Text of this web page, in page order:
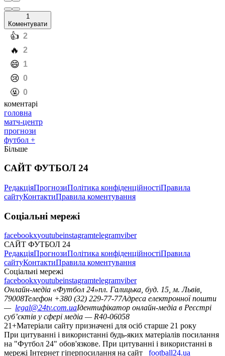
1
Коментувати
️👍 2
️🔥 2
️😄 1
️😢 0
️🤬 0
коментарі
головна
матч-центр
прогнози
футбол +
Більше
САЙТ ФУТБОЛ 24
РедакціяПрогнозиПолітика конфіденційностіПравила
сайтуКонтактиПравила коментування
Соціальні мережі
facebookxyoutubeinstagramtelegramviber
САЙТ ФУТБОЛ 24
РедакціяПрогнозиПолітика конфіденційностіПравила
сайтуКонтактиПравила коментування
Соціальні мережі
facebookxyoutubeinstagramtelegramviber
Онлайн-медіа «Футбол 24»пл. Галицька, буд. 15, м. Львів,
79008Телефон +380 (32) 229-77-77Адреса електронної пошти
— legal@24tv.com.uaІдентифікатор онлайн-медіа в Реєстрі
суб’єктів у сфері медіа — R40-06058
21+Матеріали сайту призначені для осіб старше 21 року
При цитуванні і використанні будь-яких матеріалів посилання
на "Футбол 24" обов'язкове. При цитуванні і використанні в
мережі Інтернет гіперпосилання на сайт
football24.ua